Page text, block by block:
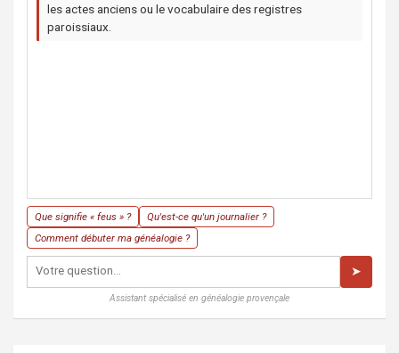
les actes anciens ou le vocabulaire des registres
paroissiaux.
Que signifie « feus » ?
Qu'est-ce qu'un journalier ?
Comment débuter ma généalogie ?
➤
Assistant spécialisé en généalogie provençale